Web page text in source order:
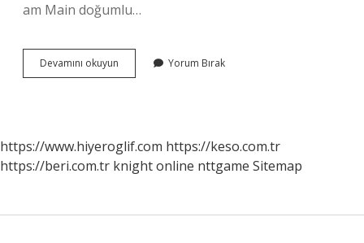
am Main doğumlu…
Devamını okuyun
Türk
Yorum Bırak
https://www.hiyeroglif.com https://keso.com.tr
https://beri.com.tr knight online nttgame Sitemap